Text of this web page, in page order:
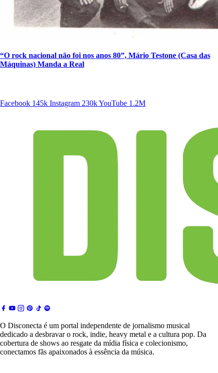
“O rock nacional não foi nos anos 80”, Mário Testone (Casa das
Máquinas) Manda a Real
Facebook 145k Instagram 230kYouTube 1.2M
O Disconecta é um portal independente de jornalismo musical
dedicado a desbravar o rock, indie, heavy metal e a cultura pop. Da
cobertura de shows ao resgate da mídia física e colecionismo,
conectamos fãs apaixonados à essência da música.